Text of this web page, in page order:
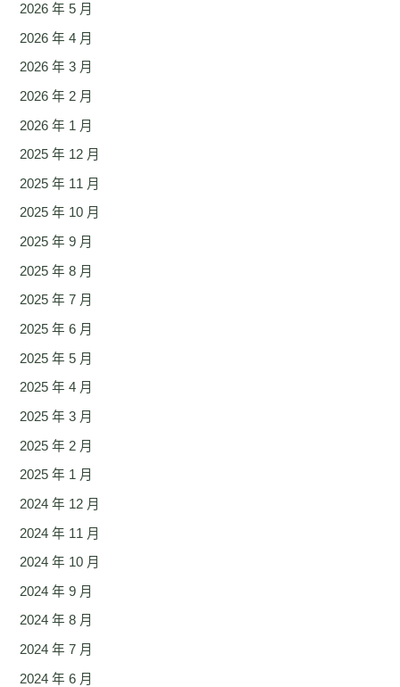
2026 年 5 月
2026 年 4 月
2026 年 3 月
2026 年 2 月
2026 年 1 月
2025 年 12 月
2025 年 11 月
2025 年 10 月
2025 年 9 月
2025 年 8 月
2025 年 7 月
2025 年 6 月
2025 年 5 月
2025 年 4 月
2025 年 3 月
2025 年 2 月
2025 年 1 月
2024 年 12 月
2024 年 11 月
2024 年 10 月
2024 年 9 月
2024 年 8 月
2024 年 7 月
2024 年 6 月